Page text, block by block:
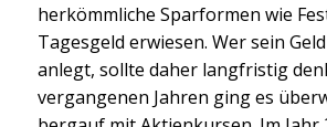
herkömmliche Sparformen wie
Tagesgeld erwiesen. Wer sein
anlegt, sollte daher langfristig
vergangenen Jahren ging es